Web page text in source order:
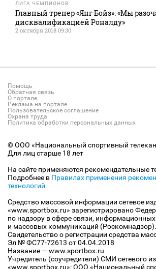
ЛИГА ЧЕМПИОНОВ
Главный тренер «Янг Бойз»: «Мы
дисквалификацией Роналду»
2 октября 2018 09:30
Помощь
Обратная связь
О портале
Реклама на портале
Пользовательское соглашение
Охрана труда
Политика обработки персональных данных
© ООО «Национальный спортивный
Для лиц старше 18 лет
На сайте применяются рекомендательные
Подробнее в Правилах применения
технологий
Средство массовой информации сетевое
«www.sportbox.ru» зарегистрировано
по надзору в сфере связи, информационных
и массовых коммуникаций (Роскомнадзор).
Свидетельство о регистрации средства
Эл № ФС77-72613 от 04.04.2018
Название — www.sportbox.ru
Учредитель (соучредители) СМИ сетевого
«www.sportbox.ru»: ООО «Национальный